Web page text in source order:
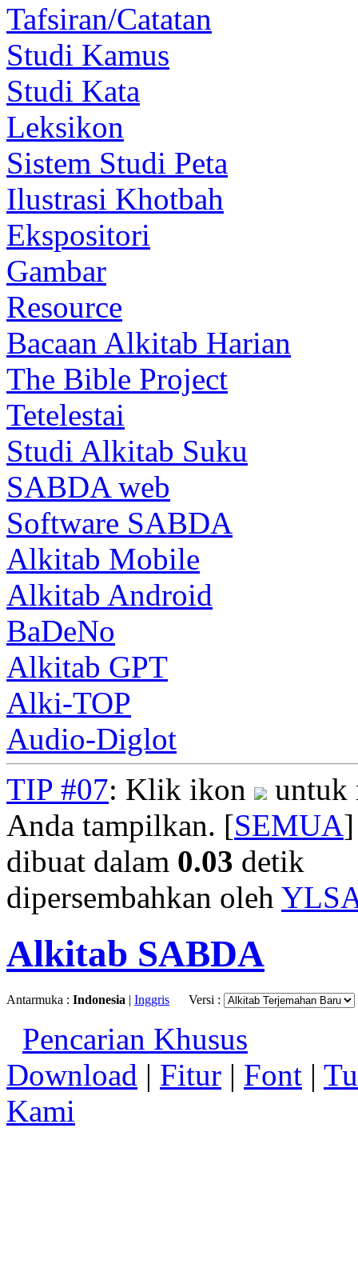
Tafsiran/Catatan
Studi Kamus
Studi Kata
Leksikon
Sistem Studi Peta
Ilustrasi Khotbah
Ekspositori
Gambar
Resource
Bacaan Alkitab Harian
The Bible Project
Tetelestai
Studi Alkitab Suku
SABDA web
Software SABDA
Alkitab Mobile
Alkitab Android
BaDeNo
Alkitab GPT
Alki-TOP
Audio-Diglot
TIP #07: Klik ikon
untuk
Anda tampilkan. [SEMUA]
dibuat dalam 0.03 detik
dipersembahkan oleh
Alkitab SABDA
Antarmuka : Indonesia | Inggris Versi :
Pencarian Khusus
Download | Fitur | Font |
Kami